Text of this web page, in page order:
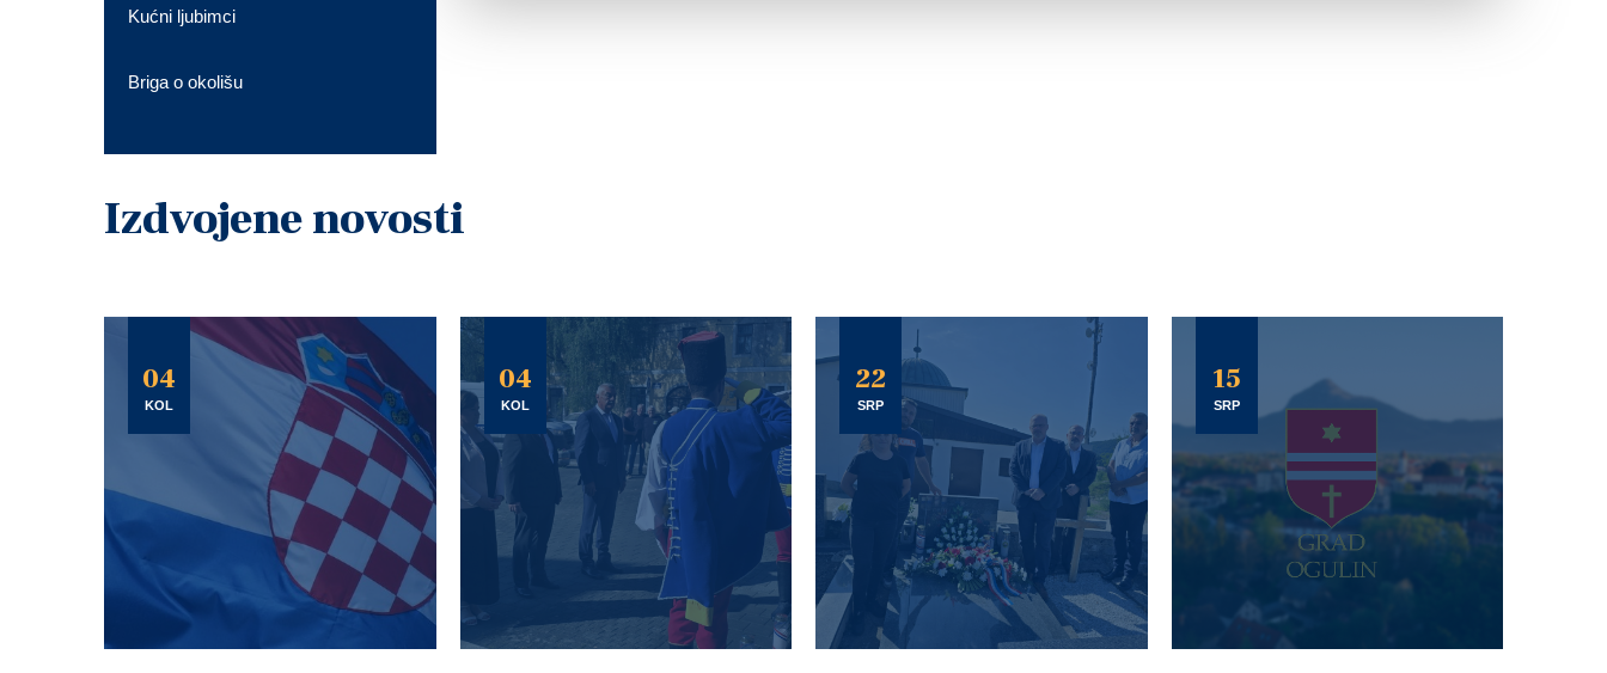
Kućni ljubimci
Briga o okolišu
Izdvojene novosti
04
KOL
04
KOL
22
SRP
15
SRP